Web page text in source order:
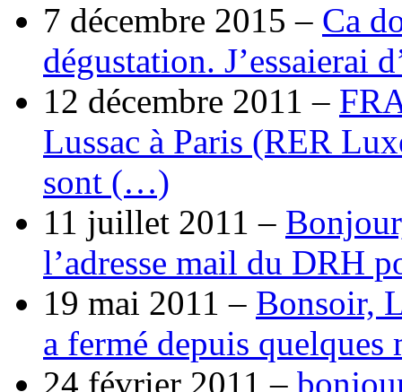
7 décembre 2015 – Ca
dégustation. J’essaierai
12 décembre 2011 –
Lussac à Paris (RER
sont (…)
11 juillet 2011 –
l’adresse mail du DRH
19 mai 2011 – Bonsoir,
a fermé depuis
24 février 2011 –